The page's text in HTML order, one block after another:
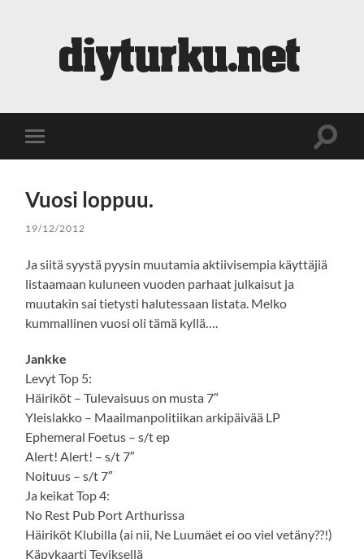
Toggle
mobile
Toggle
Vuosi loppuu.
19/12/2012
Ja siitä syystä pyysin muutamia aktiivisempia käyttäjiä
listaamaan kuluneen vuoden parhaat julkaisut ja
muutakin sai tietysti halutessaan listata. Melko
kummallinen vuosi oli tämä kyllä….
Jankke
Levyt Top 5:
Häiriköt – Tulevaisuus on musta 7″
Yleislakko – Maailmanpolitiikan arkipäivää LP
Ephemeral Foetus – s/t ep
Alert! Alert! – s/t 7″
Noituus – s/t 7″
Ja keikat Top 4:
No Rest Pub Port Arthurissa
Häiriköt Klubilla (ai nii, Ne Luumäet ei oo viel vetäny??!)
Käpykaarti Teviksellä